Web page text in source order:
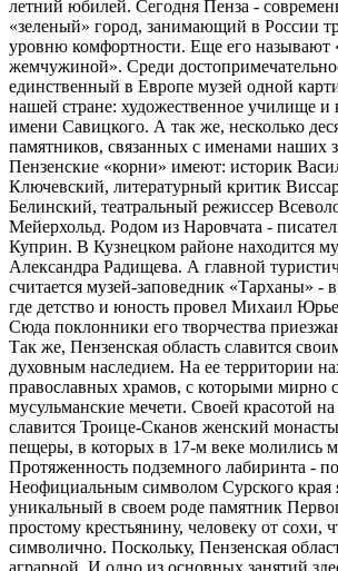
летний юбилей. Сегодня Пенза -
«зеленый» город, занимающий в России
уровню комфортности. Еще его называют
жемчужиной». Среди
единственный в Европе музей одной
нашей стране: художественное училище и
имени Савицкого. А так же, несколько
памятников, связанных с именами наших
Пензенские «корни» имеют: историк
Ключевский, литературный критик
Белинский, театральный режиссер
Мейерхольд. Родом из Наровчата -
Куприн. В Кузнецком районе находится
Александра Радищева. А главной
считается музей-заповедник «Тарханы» -
где детство и юность провел Михаил
Сюда поклонники его творчества
Так же, Пензенская область славится
духовным наследием. На ее территории
православных храмов, с которыми мирно
мусульманские мечети. Своей красотой
славится Троице-Сканов женский
пещеры, в которых в 17-м веке молились
Протяженность подземного лабиринта -
Неофициальным символом Сурского края
уникальный в своем роде памятник
простому крестьянину, человеку от сохи,
символично. Поскольку, Пензенская
аграрной. И одно из основных занятий